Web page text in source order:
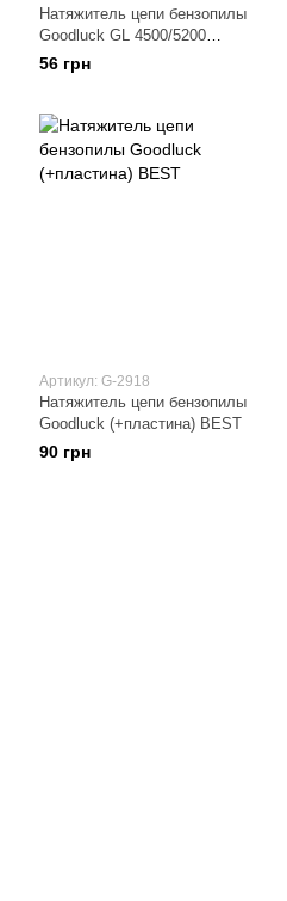
Натяжитель цепи бензопилы
Goodluck GL 4500/5200
(червячная передача)
FORESTER
56 грн
Артикул: G-2918
Натяжитель цепи бензопилы
Goodluck (+пластина) BEST
90 грн